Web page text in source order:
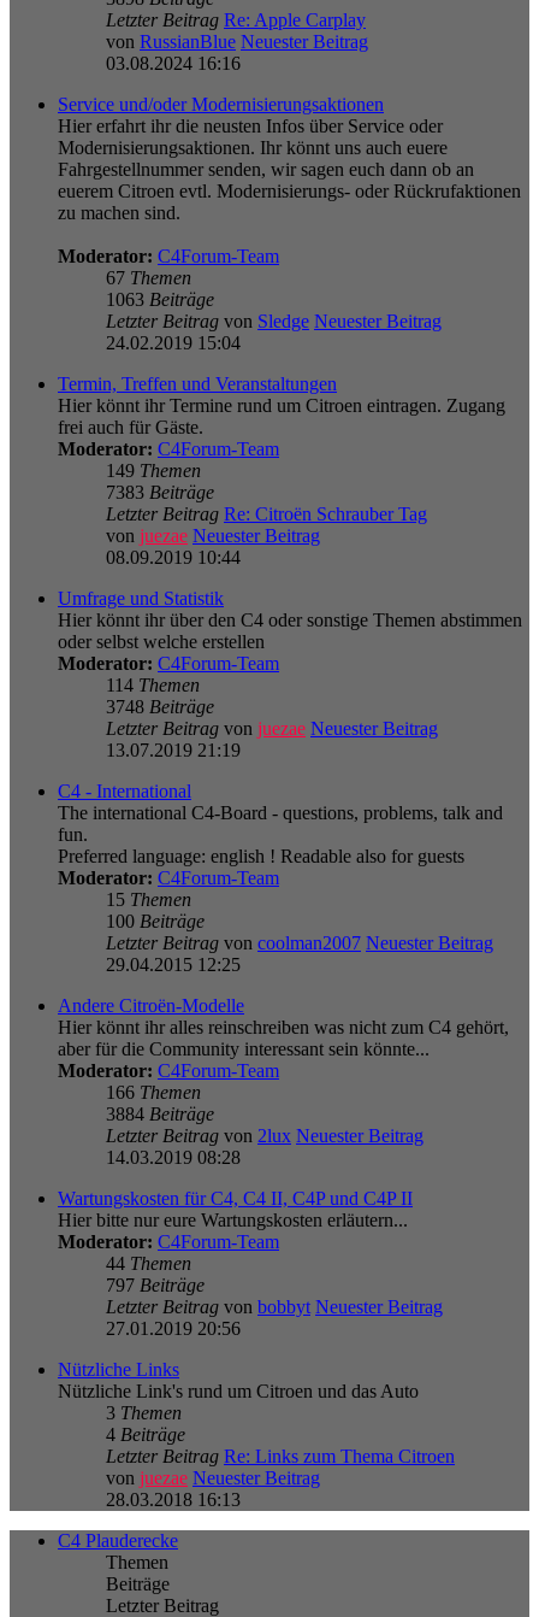
Letzter Beitrag Re: Apple Carplay
von RussianBlue Neuester Beitrag
03.08.2024 16:16
Service und/oder Modernisierungsaktionen
Hier erfahrt ihr die neusten Infos über Service oder
Modernisierungsaktionen. Ihr könnt uns auch euere
Fahrgestellnummer senden, wir sagen euch dann ob an
euerem Citroen evtl. Modernisierungs- oder Rückrufaktionen
zu machen sind.
Moderator: C4Forum-Team
67 Themen
1063 Beiträge
Letzter Beitrag von Sledge Neuester Beitrag
24.02.2019 15:04
Termin, Treffen und Veranstaltungen
Hier könnt ihr Termine rund um Citroen eintragen. Zugang
frei auch für Gäste.
Moderator: C4Forum-Team
149 Themen
7383 Beiträge
Letzter Beitrag Re: Citroën Schrauber Tag
von juezae Neuester Beitrag
08.09.2019 10:44
Umfrage und Statistik
Hier könnt ihr über den C4 oder sonstige Themen abstimmen
oder selbst welche erstellen
Moderator: C4Forum-Team
114 Themen
3748 Beiträge
Letzter Beitrag von juezae Neuester Beitrag
13.07.2019 21:19
C4 - International
The international C4-Board - questions, problems, talk and
fun.
Preferred language: english ! Readable also for guests
Moderator: C4Forum-Team
15 Themen
100 Beiträge
Letzter Beitrag von coolman2007 Neuester Beitrag
29.04.2015 12:25
Andere Citroën-Modelle
Hier könnt ihr alles reinschreiben was nicht zum C4 gehört,
aber für die Community interessant sein könnte...
Moderator: C4Forum-Team
166 Themen
3884 Beiträge
Letzter Beitrag von 2lux Neuester Beitrag
14.03.2019 08:28
Wartungskosten für C4, C4 II, C4P und C4P II
Hier bitte nur eure Wartungskosten erläutern...
Moderator: C4Forum-Team
44 Themen
797 Beiträge
Letzter Beitrag von bobbyt Neuester Beitrag
27.01.2019 20:56
Nützliche Links
Nützliche Link's rund um Citroen und das Auto
3 Themen
4 Beiträge
Letzter Beitrag Re: Links zum Thema Citroen
von juezae Neuester Beitrag
28.03.2018 16:13
C4 Plauderecke
Themen
Beiträge
Letzter Beitrag